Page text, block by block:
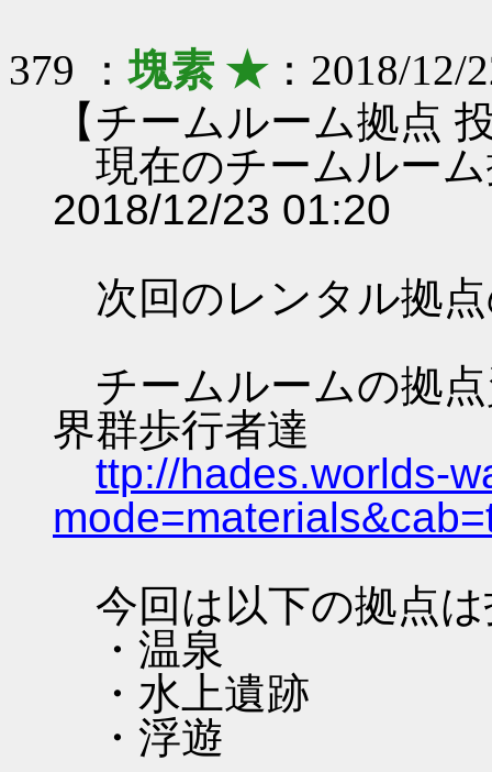
379 ：塊素 ★：2018/12/
【チームルーム拠点
現在のチームルー
2018/12/23 01:20
次回のレンタル拠
チームルームの拠
界群歩行者達
ttp://hades.worlds-
今回は以下の拠点
・温泉
・水上遺跡
・浮遊